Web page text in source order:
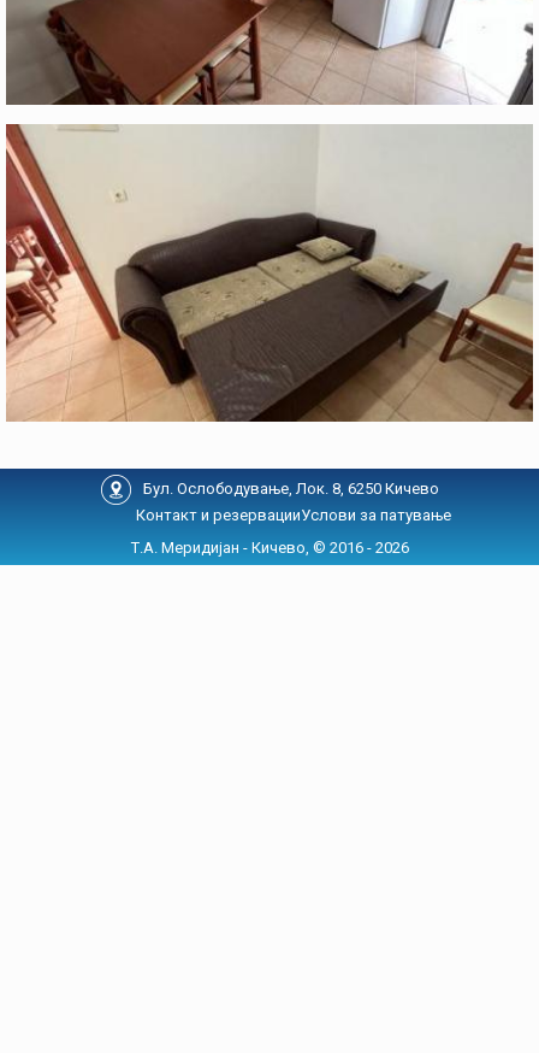
Бул. Ослободување, Лок. 8, 6250 Кичево
Контакт и резервацииУслови за патување
Т.А. Меридијан - Кичево, © 2016 - 2026